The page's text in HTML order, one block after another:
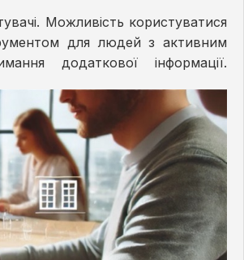
Можливість користуватися
для людей з активним
додаткової інформації.